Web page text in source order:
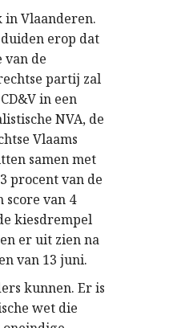
in Vlaanderen.
erop dat
van de
partij zal
in een
NVA, de
Vlaams
samen met
procent van de
score van 4
kiesdrempel
er uit zien na
van 13 juni.
kunnen. Er is
wet die